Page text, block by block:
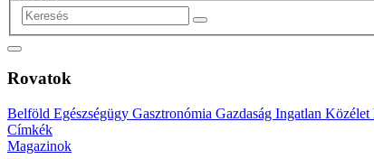
Rovatok
Belföld Egészségügy Gasztronómia Gazdaság Ingatlan Közélet
Címkék
Magazinok